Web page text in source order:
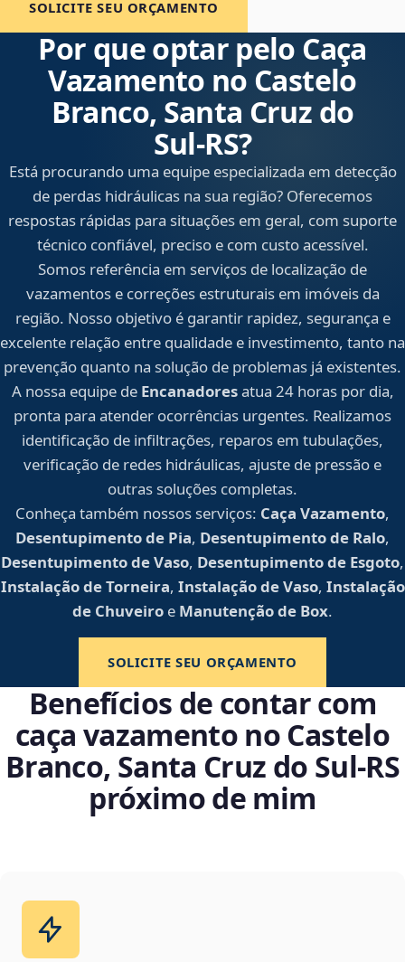
SOLICITE SEU ORÇAMENTO
Por que optar pelo Caça
Vazamento no Castelo
Branco, Santa Cruz do
Sul‑RS?
Está procurando uma equipe especializada em detecção
de perdas hidráulicas na sua região? Oferecemos
respostas rápidas para situações em geral, com suporte
técnico confiável, preciso e com custo acessível.
Somos referência em serviços de localização de
vazamentos e correções estruturais em imóveis da
região. Nosso objetivo é garantir rapidez, segurança e
excelente relação entre qualidade e investimento, tanto na
prevenção quanto na solução de problemas já existentes.
A nossa equipe de Encanadoresatua 24 horas por dia,
pronta para atender ocorrências urgentes. Realizamos
identificação de infiltrações, reparos em tubulações,
verificação de redes hidráulicas, ajuste de pressão e
outras soluções completas.
Conheça também nossos serviços: Caça Vazamento,
Desentupimento de Pia, Desentupimento de Ralo,
Desentupimento de Vaso, Desentupimento de Esgoto,
Instalação de Torneira, Instalação de Vaso, Instalação
de Chuveiro e Manutenção de Box.
SOLICITE SEU ORÇAMENTO
Benefícios de contar com
caça vazamento no Castelo
Branco, Santa Cruz do Sul‑RS
próximo de mim